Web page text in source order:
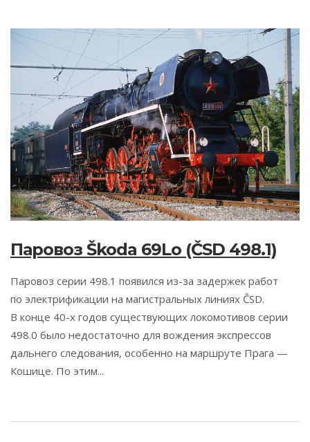
Паровоз Škoda 69Lo (ČSD 498.1)
Паровоз серии 498.1 появился из-за задержек работ
по электрификации на магистральных линиях ČSD.
В конце 40-х годов существующих локомотивов серии
498.0 было недостаточно для вождения экспрессов
дальнего следования, особенно на маршруте Прага —
Кошице. По этим...